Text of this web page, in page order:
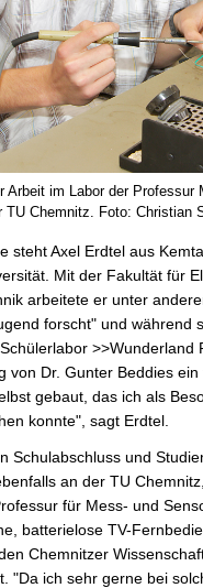
i
d
v
e
r
g
r
ö
ß
r
Arbeit im Labor der Professur
TU Chemnitz. Foto: Christian
steht Axel Erdtel aus
Mit der Fakultät für
arbeitete er unter
forscht" und während
>>Wunderland
von Dr. Gunter Beddies
gebaut, das ich als
konnte", sagt Erdtel.
Schulabschluss und
an der TU
für Mess- und
batterielose TV-
Chemnitzer
"Da ich sehr gerne bei